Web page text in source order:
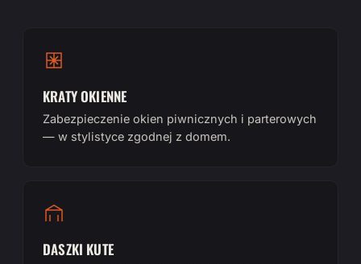
KRATY OKIENNE
Zabezpieczenie okien piwnicznych i parterowych
— w stylistyce zgodnej z domem.
DASZKI KUTE